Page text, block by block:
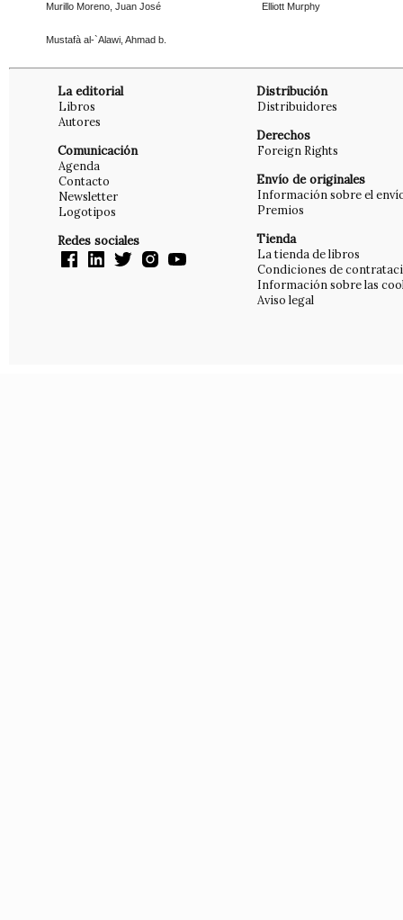
Murillo Moreno, Juan José Elliott Murphy
Mustafà al-`Alawi, Ahmad b.
La editorial
Libros
Autores
Comunicación
Agenda
Contacto
Newsletter
Logotipos
Redes sociales
Distribución
Distribuidores
Derechos
Foreign Rights
Envío de originales
Información sobre el
Premios
Tienda
La tienda de libros
Condiciones de
Información sobre las
Aviso legal